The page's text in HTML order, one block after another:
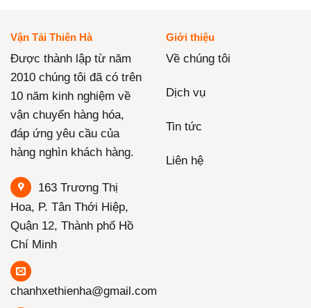
Vận Tải Thiên Hà
Được thành lập từ năm
2010 chúng tôi đã có trên
10 năm kinh nghiệm về
vận chuyển hàng hóa,
đáp ứng yêu cầu của
hàng nghìn khách hàng.
163 Trương Thị
Hoa, P. Tân Thới Hiệp,
Quận 12, Thành phố Hồ
Chí Minh
chanhxethienha@gmail.com
Giới thiệu
Về chúng tôi
Dịch vụ
Tin tức
Liên hệ